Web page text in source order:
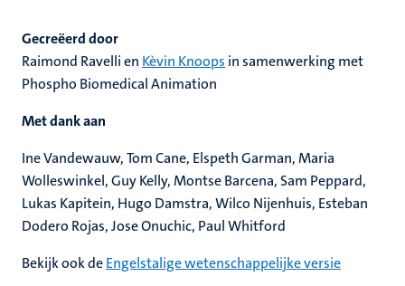
Gecreëerd door
Raimond Ravelli en Kèvin Knoops in samenwerking met
Phospho Biomedical Animation
Met dank aan
Ine Vandewauw, Tom Cane, Elspeth Garman, Maria
Wolleswinkel, Guy Kelly, Montse Barcena, Sam Peppard,
Lukas Kapitein, Hugo Damstra, Wilco Nijenhuis, Esteban
Dodero Rojas, Jose Onuchic, Paul Whitford
Bekijk ook deEngelstalige wetenschappelijke versie